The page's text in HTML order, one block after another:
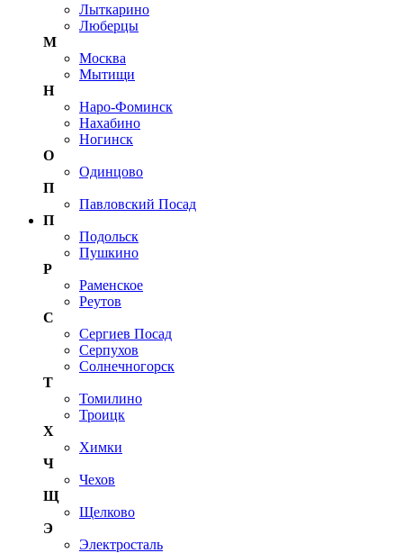
Лыткарино
Люберцы
М
Москва
Мытищи
Н
Наро-Фоминск
Нахабино
Ногинск
О
Одинцово
П
Павловский Посад
П
Подольск
Пушкино
Р
Раменское
Реутов
С
Сергиев Посад
Серпухов
Солнечногорск
Т
Томилино
Троицк
Х
Химки
Ч
Чехов
Щ
Щелково
Э
Электросталь